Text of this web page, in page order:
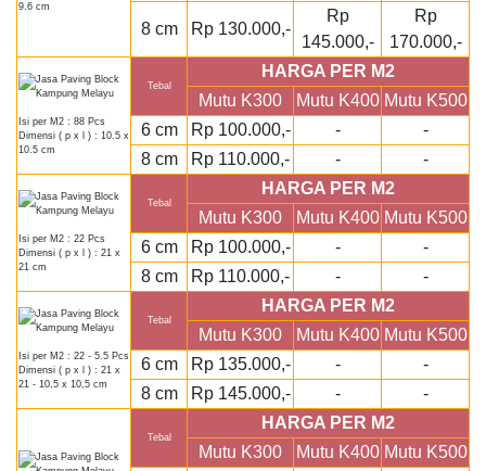
9.6 cm
8 cm Rp 130.000,-
Rp
145.000,-
Rp
170.000,-
Isi per M2 : 88 Pcs
Dimensi ( p x l ) : 10.5 x
10.5 cm
Tebal
HARGA PER M2
Mutu K300
Mutu K400 Mutu K500
6 cm
Rp 100.000,- -
-
8 cm
Rp 110.000,- - -
Isi per M2 : 22 Pcs
Dimensi ( p x l ) : 21 x
21 cm
Tebal
HARGA PER M2
Mutu K300
Mutu K400 Mutu K500
6 cm
Rp 100.000,- -
-
8 cm
Rp 110.000,- - -
Isi per M2 : 22 - 5.5 Pcs
Dimensi ( p x l ) : 21 x
21 - 10,5 x 10,5 cm
Tebal
HARGA PER M2
Mutu K300
Mutu K400 Mutu K500
6 cm
Rp 135.000,- -
-
8 cm
Rp 145.000,- - -
Tebal
HARGA PER M2
Mutu K300
Mutu K400 Mutu K500